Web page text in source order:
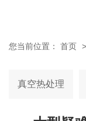
您当前位置： 首页
真空热处理